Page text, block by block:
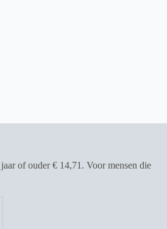
of ouder € 14,71. Voor mensen die